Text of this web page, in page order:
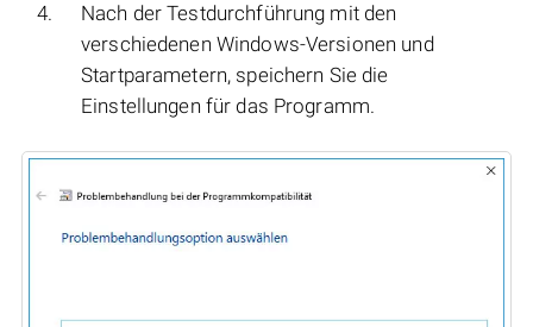
Nach der Testdurchführung mit den
verschiedenen Windows-Versionen und
Startparametern, speichern Sie die
Einstellungen für das Programm.